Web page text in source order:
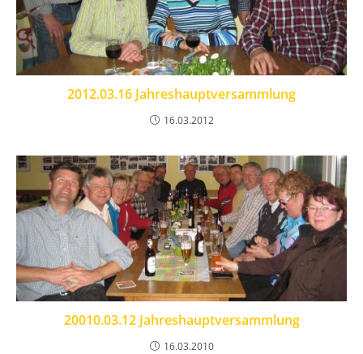
2012.03.16 Jahreshauptversammlung
16.03.2012
20010.03.12 Jahreshauptversammlung
16.03.2010